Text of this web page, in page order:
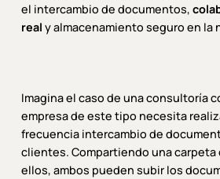
el intercambio de documentos,
real y almacenamiento seguro en la
Imagina el caso de una consultoría
empresa de este tipo necesita
frecuencia intercambio de
clientes. Compartiendo una carpeta
ellos, ambos pueden subir los